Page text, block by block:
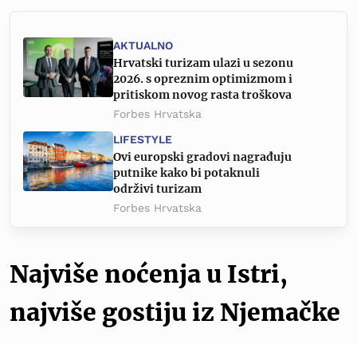
AKTUALNO
Hrvatski turizam ulazi u sezonu
2026. s opreznim optimizmom i
pritiskom novog rasta troškova
Forbes Hrvatska
LIFESTYLE
Ovi europski gradovi nagrađuju
putnike kako bi potaknuli
održivi turizam
Forbes Hrvatska
Najviše noćenja u Istri,
najviše gostiju iz Njemačke